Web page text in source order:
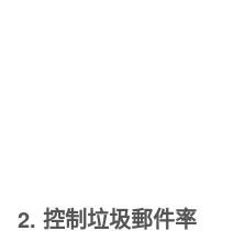
2. 控制垃圾郵件率